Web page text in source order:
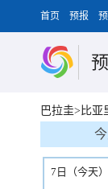
首页 预报
巴拉圭>比亚
7日（今天）